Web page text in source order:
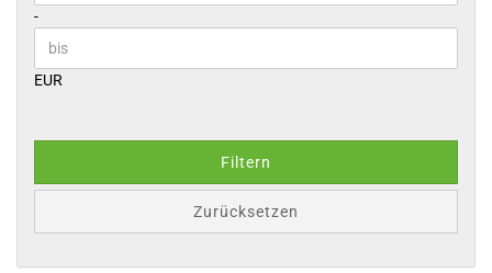
-
EUR
Filtern
Zurücksetzen